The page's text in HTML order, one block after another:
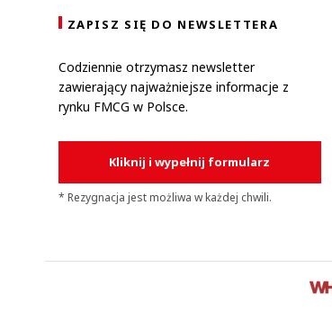
ZAPISZ SIĘ DO NEWSLETTERA
Codziennie otrzymasz newsletter
zawierający najważniejsze informacje z
rynku FMCG w Polsce.
Kliknij i wypełnij formularz
* Rezygnacja jest możliwa w każdej chwili.